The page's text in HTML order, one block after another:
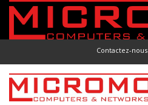
Contactez-nous